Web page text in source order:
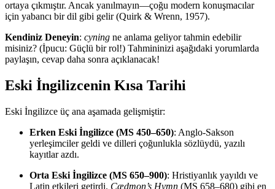
ortaya çıkmıştır. Ancak yanılmayın—çoğu modern konuşmacılar
için yabancı bir dil gibi gelir (Quirk & Wrenn, 1957).
Kendiniz Deneyin: cyning ne anlama geliyor tahmin edebilir
misiniz? (İpucu: Güçlü bir rol!) Tahmininizi aşağıdaki yorumlarda
paylaşın, cevap daha sonra açıklanacak!
Eski İngilizcenin Kısa Tarihi
Eski İngilizce üç ana aşamada gelişmiştir:
Erken Eski İngilizce (MS 450–650): Anglo-Sakson
yerleşimciler geldi ve dilleri çoğunlukla sözlüydü, yazılı
kayıtlar azdı.
Orta Eski İngilizce (MS 650–900): Hristiyanlık yayıldı ve
Latin etkileri getirdi. Cædmon’s Hymn (MS 658–680) gibi en